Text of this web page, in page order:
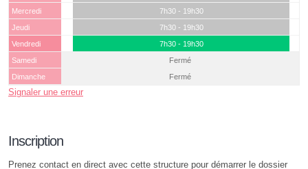
Mercredi
7h30 - 19h30
Jeudi
7h30 - 19h30
Vendredi
7h30 - 19h30
Samedi
Fermé
Dimanche
Fermé
Signaler une erreur
Inscription
Prenez contact en direct avec cette structure pour démarrer le dossier